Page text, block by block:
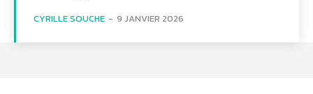
CYRILLE SOUCHE - 9 JANVIER 2026